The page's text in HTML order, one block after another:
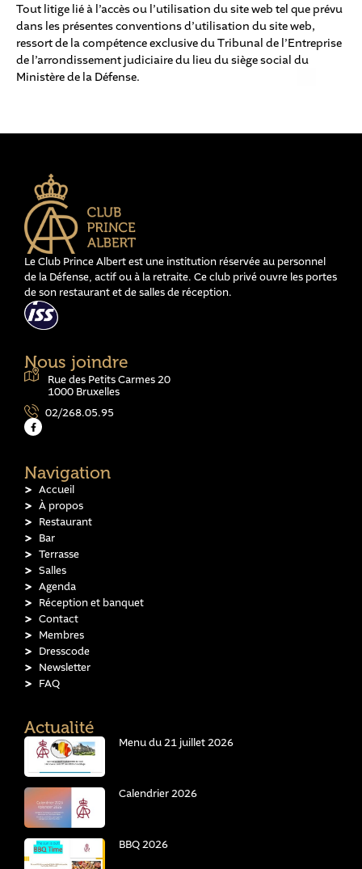
Tout litige lié à l’accès ou l’utilisation du site web tel que prévu
dans les présentes conventions d’utilisation du site web,
ressort de la compétence exclusive du Tribunal de l’Entreprise
de l’arrondissement judiciaire du lieu du siège social du
Ministère de la Défense.
Le Club Prince Albert est une institution réservée au personnel
de la Défense, actif ou à la retraite. Ce club privé ouvre les portes
de son restaurant et de salles de réception.
Nous joindre
Rue des Petits Carmes 20
1000 Bruxelles
02/268.05.95
Navigation
Accueil
À propos
Restaurant
Bar
Terrasse
Salles
Agenda
Réception et banquet
Contact
Membres
Dresscode
Newsletter
FAQ
Actualité
Menu du 21 juillet 2026
Calendrier 2026
BBQ 2026